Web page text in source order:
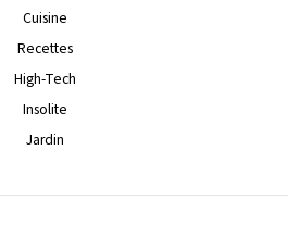
Cuisine
Recettes
High-Tech
Insolite
Jardin